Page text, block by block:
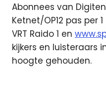
Abonnees van
Ketnet/OP12 pas per
VRT Raido 1 en
kijkers en luisteraars
hoogte gehouden.